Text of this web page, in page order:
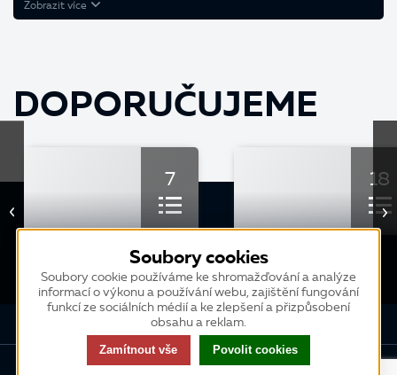
Zobrazit více
DOPORUČUJEME
7
Ekonomika IV - Finance
18
KURZ
Ekonomika I
Soubory cookies
Soubory cookie používáme ke shromažďování a analýze
informací o výkonu a používání webu, zajištění fungování
funkcí ze sociálních médií a ke zlepšení a přizpůsobení
obsahu a reklam.
Zamítnout vše Povolit cookies